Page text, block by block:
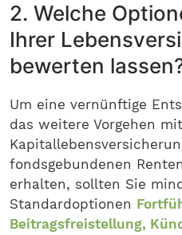
2. Welche
Ihrer
bewerten
Um eine vernünftige
das weitere Vorgehen
fondsgebundenen
erhalten, sollten Sie
Standardoptionen
Beitragsfreistellung,